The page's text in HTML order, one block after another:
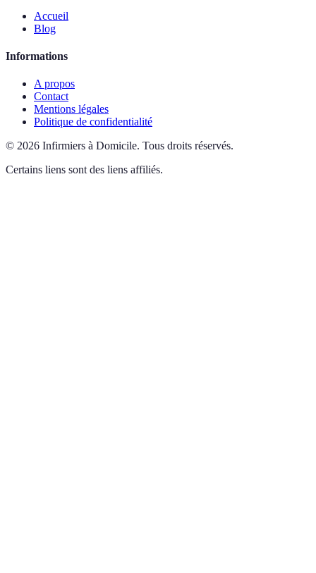
Accueil
Blog
Informations
A propos
Contact
Mentions légales
Politique de confidentialité
© 2026 Infirmiers à Domicile. Tous droits réservés.
Certains liens sont des liens affiliés.